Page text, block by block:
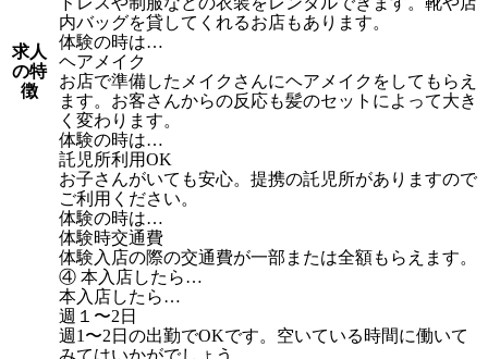
求人
の特
徴
内バッグを貸してくれるお店もあります。
体験の時は…
ヘアメイク
お店で準備したメイクさんにヘアメイクをしてもらえ
ます。お客さんからの反応も髪のセットによって大き
く変わります。
体験の時は…
託児所利用OK
お子さんがいても安心。提携の託児所がありますので
ご利用ください。
体験の時は…
体験時交通費
体験入店の際の交通費が一部または全額もらえます。
④ 本入店したら…
本入店したら…
週１〜2日
週1〜2日の出勤でOKです。空いている時間に働いて
みてはいかがでしょう。